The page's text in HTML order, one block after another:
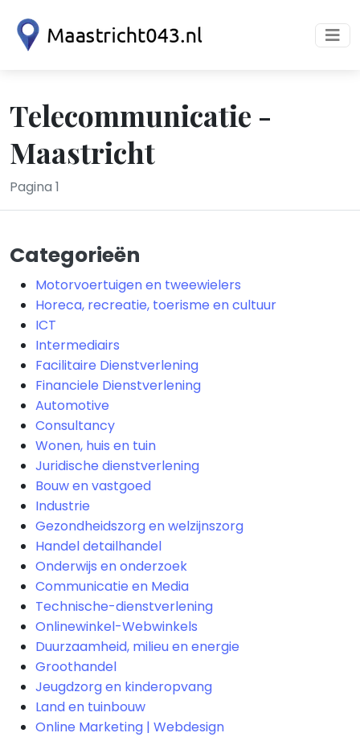
Telecommunicatie -
Maastricht
Pagina 1
Categorieën
Motorvoertuigen en tweewielers
Horeca, recreatie, toerisme en cultuur
ICT
Intermediairs
Facilitaire Dienstverlening
Financiele Dienstverlening
Automotive
Consultancy
Wonen, huis en tuin
Juridische dienstverlening
Bouw en vastgoed
Industrie
Gezondheidszorg en welzijnszorg
Handel detailhandel
Onderwijs en onderzoek
Communicatie en Media
Technische-dienstverlening
Onlinewinkel-Webwinkels
Duurzaamheid, milieu en energie
Groothandel
Jeugdzorg en kinderopvang
Land en tuinbouw
Online Marketing | Webdesign